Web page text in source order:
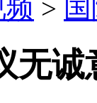
>
无